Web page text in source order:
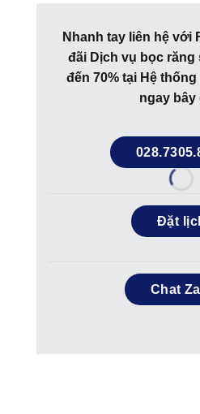
Nhanh tay liên hệ với
đãi Dịch vụ bọc răng
đến 70% tại Hệ
ngay bây
Đặt
Chat